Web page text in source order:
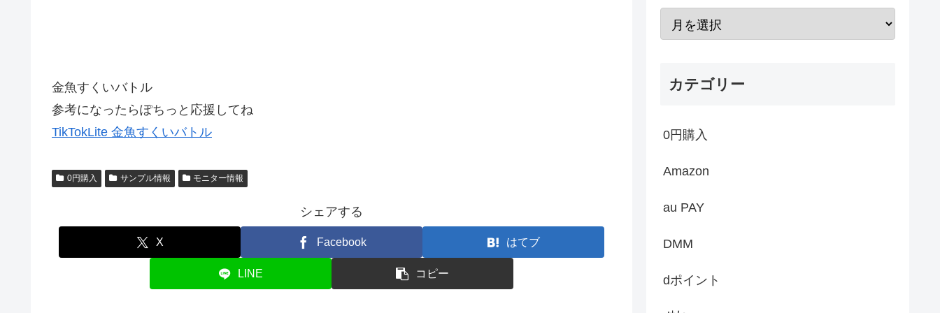
金魚すくいバトル
参考になったらぽちっと応援してね
TikTokLite 金魚すくいバトル
0円購入 サンプル情報 モニター情報
シェアする
X Facebook はてブ
LINE コピー
カテゴリー
0円購入
Amazon
au PAY
DMM
dポイント